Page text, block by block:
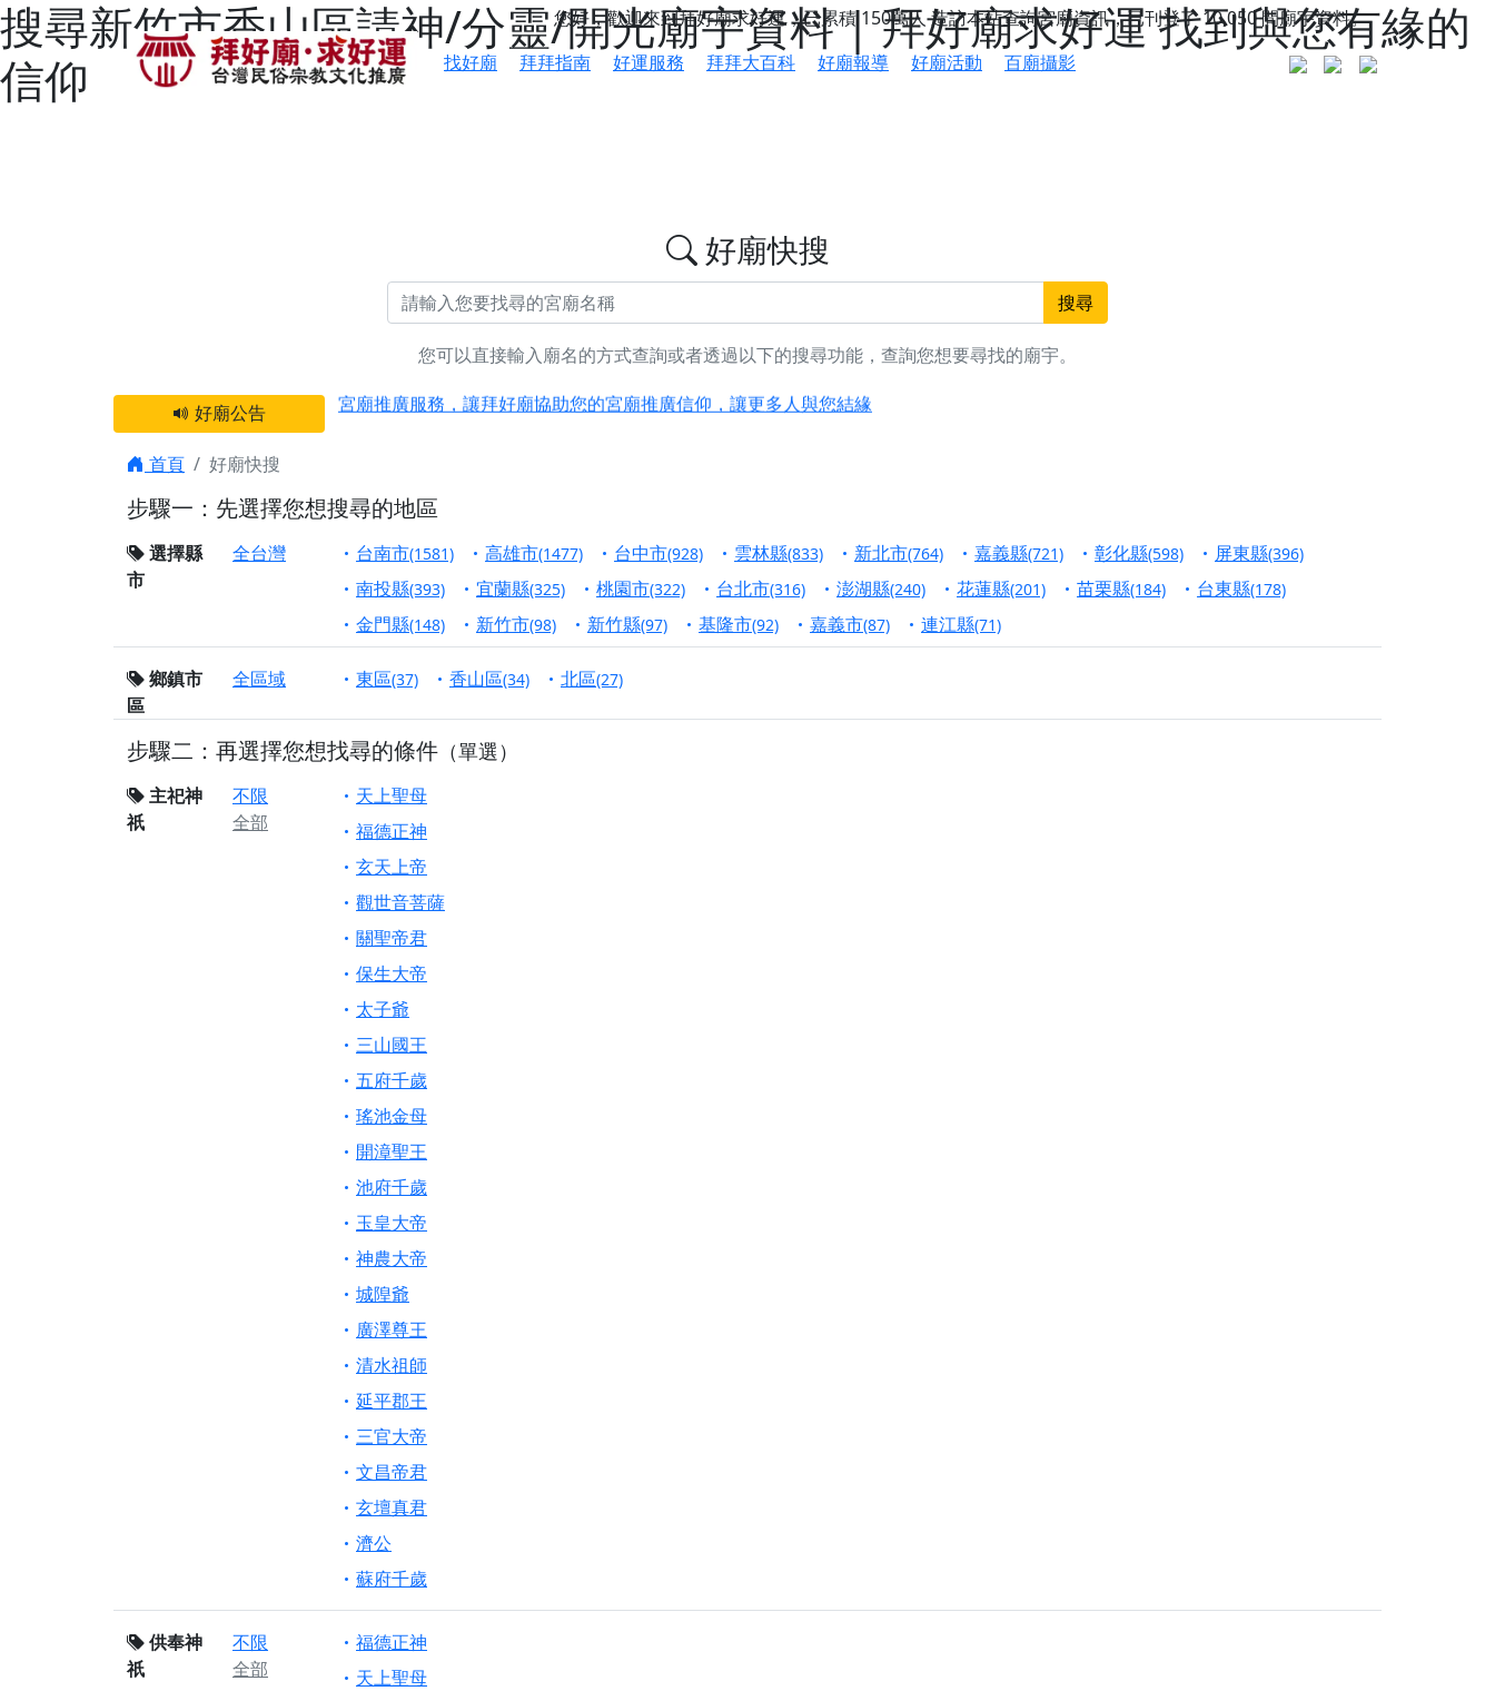
搜尋新竹市香山區請神/分靈/開光廟宇資料 | 拜好廟求好運 找到與您有緣的
信仰
您好，歡迎來到拜好廟求好運，已累積150萬人造訪本站查詢宮廟資訊，已刊登了10,050間廟宇資料。
找好廟
拜拜指南 好運服務 拜拜大百科 好廟報導 好廟活動 百廟攝影
好廟快搜
搜尋
您可以直接輸入廟名的方式查詢或者透過以下的搜尋功能，查詢您想要尋找的廟宇。
好廟公告
感謝 【新竹縣新豐鄉 池和宮】 贊助支持我們推廣台灣民俗宗教文化
宮廟推廣服務，讓拜好廟協助您的宮廟推廣信仰，讓更多人與您結緣
【屏東縣獅子鄉 楓港清華山聖天宮】驪山母娘聖誕暨中元普渡大法會，誠邀十方善信大德，一同回到母娘慈悲座前，祈福納祥、慎
終追遠、廣植福田
【桃園市 桃園蓮華寺】盂蘭盆中元報恩法會，這場法會不只是超薦與普渡，更是一份對祖先的感恩、對親人的思念，也是為家人祈
願平安順遂的慈悲心意。
【桃園龜山 慈恩宮】丙午年梁皇寶懺法會，一念虔誠禮寶懺，一分懺悔植福田，誠邀十方善信大德共同參與。
【新北貢寮 南極玉明殿】中元普渡大法會，誠摯歡迎十方善信大德隨喜贊普，為祖先親眷祈求安息，也為自身與家人累積福德、種
下善緣。
【桃園慈善宮(天公廟)】中元普渡交給專業的來，省時省力又積福！「玉皇大帝 大天尊」 親自坐鎮主法！幫你累積的功德福報自然
【台北北投 福慶宮】慶讚中元普渡法會，誠摯邀請十方善信大德，一同回到北投土地公埔，祈願闔家平安、地方祥和、福運綿長。
【桃園龜山 慈恩宮】瑤池金母聖誕祝壽盛典，邀請十方善信大德蒞臨參香祝壽，同沐母娘慈光，共祈平安吉祥
【桃園龜山 慈恩宮】丙午年慶讚中元普渡法會，正是讓我們用善念與功德，迴向冥陽兩利、闔家平安的殊勝因緣。
【新北八里 紫德宮】丙午年中元普渡讚普超薦法會，普施眾生・慎終追遠・廣植福田
【台北北投金虎爺會】父親節陪爸爸一起闖關趣，邀請大小朋友一起留下珍貴的家庭回憶
【新北八里 紫德宮】父親節奉茶感恩活動，一杯茶，一份心意；一句感謝，一生難忘。
【桃園新屋 深圳玄天宮】農曆七月擴大犒軍科儀，吉祥月不只有普渡祈福，也有一份感謝守護的虔誠心意
【桃園新屋 深圳玄天宮】七娘媽聖誕祝壽慶典，誠摯邀請十方善信大德攜家帶眷前來參香，共同向七娘媽祝壽祈福
【桃園慈善宮(天公廟)】虎爺元帥 開光大典，祈求虎爺神威護持，庇佑闔家平安、財運亨通、事業順遂、百邪退散。
歡迎友廟長官、小編加入我們LINE官方帳號，讓我們協助您的廟宇推廣。
歡迎信眾分享您前往廟宇的參拜體驗，推廣您的信仰
首頁 好廟快搜
步驟一：先選擇您想搜尋的地區
選擇縣
市
全台灣 台南市(1581) 高雄市(1477) 台中市(928) 雲林縣(833) 新北市(764) 嘉義縣(721) 彰化縣(598) 屏東縣(396)
南投縣(393) 宜蘭縣(325) 桃園市(322) 台北市(316) 澎湖縣(240) 花蓮縣(201) 苗栗縣(184) 台東縣(178)
金門縣(148) 新竹市(98) 新竹縣(97) 基隆市(92) 嘉義市(87) 連江縣(71)
鄉鎮市
區
全區域 東區(37) 香山區(34) 北區(27)
步驟二：再選擇您想找尋的條件 （單選）
主祀神
祇
不限
全部
天上聖母
福德正神
玄天上帝
觀世音菩薩
關聖帝君
保生大帝
太子爺
三山國王
五府千歲
瑤池金母
開漳聖王
池府千歲
玉皇大帝
神農大帝
城隍爺
廣澤尊王
清水祖師
延平郡王
三官大帝
文昌帝君
玄壇真君
濟公
蘇府千歲
供奉神
祇
不限
全部
福德正神
天上聖母